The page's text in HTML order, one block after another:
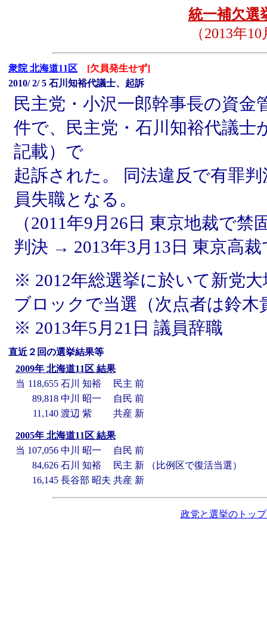
統一補欠選
（2013年
衆院 北海道11区 [欠員発生せず]
2010/ 2/ 5 石川知裕代議士、起訴
民主党・小沢一郎幹事長の資金
件で、民主党・石川知裕代議士
記載）で
起訴された。 同法違反で有罪
員失職となる。
（2011年9月26日 東京地裁で
判決 → 2013年3月13日 東京高
※ 2012年総選挙に於いて新党
ブロックで当選（次点者は鈴木
※ 2013年5月21日 議員辞職
直近２回の選挙結果等
2009年 北海道11区 結果
当 118,655 石川 知裕 民主 前
89,818 中川 昭一 自民 前
11,140 渡辺 紫 共産 新
2005年 北海道11区 結果
当 107,056 中川 昭一 自民 前
84,626 石川 知裕 民主 新
（比例区で復活当選）
16,145 長谷部 昭夫 共産 新
政党と選挙のトッ